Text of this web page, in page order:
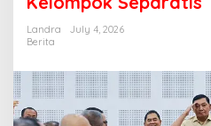
Landra
July 4, 2026
Berita